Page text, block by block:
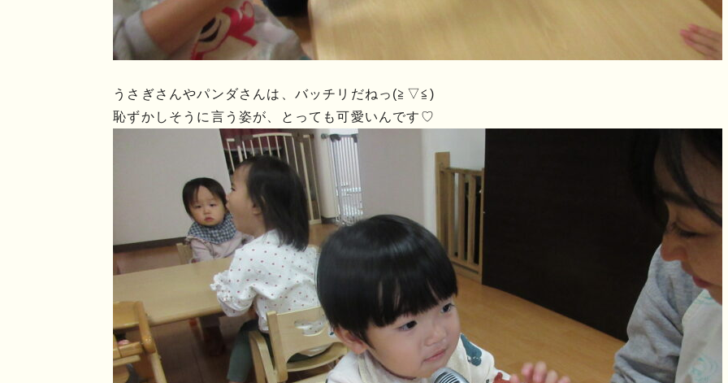
うさぎさんやパンダさんは、バッチリだねっ(≧▽≦)
恥ずかしそうに言う姿が、とっても可愛いんです♡